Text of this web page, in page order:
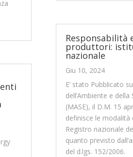
Responsabilità
produttori:
nazionale
Giu 10, 2024
E’ stato Pubblicato
dell’Ambiente e
(MASE), il D.M. 15
definisce le modalità
Registro nazionale
quanto previsto
del d.lgs. 152/2006.